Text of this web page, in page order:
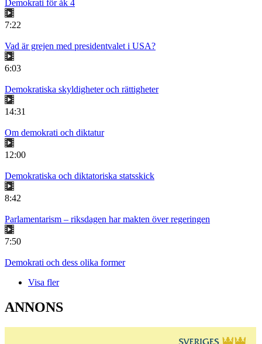
Demokrati för åk 4
7:22
Vad är grejen med presidentvalet i USA?
6:03
Demokratiska skyldigheter och rättigheter
14:31
Om demokrati och diktatur
12:00
Demokratiska och diktatoriska statsskick
8:42
Parlamentarism – riksdagen har makten över regeringen
7:50
Demokrati och dess olika former
Visa fler
ANNONS